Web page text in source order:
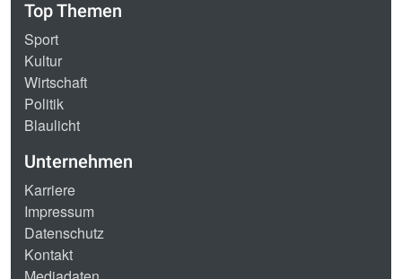
Top Themen
Sport
Kultur
Wirtschaft
Politik
Blaulicht
Unternehmen
Karriere
Impressum
Datenschutz
Kontakt